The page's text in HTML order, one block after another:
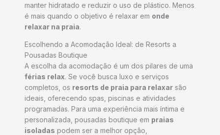
manter hidratado e reduzir o uso de plástico. Menos
é mais quando o objetivo é relaxar em onde
relaxar na praia.
Escolhendo a Acomodação Ideal: de Resorts a
Pousadas Boutique
A escolha da acomodação é um dos pilares de uma
férias relax. Se você busca luxo e serviços
completos, os resorts de praia para relaxar são
ideais, oferecendo spas, piscinas e atividades
programadas. Para uma experiência mais íntima e
personalizada, pousadas boutique em praias
isoladas podem ser a melhor opção,